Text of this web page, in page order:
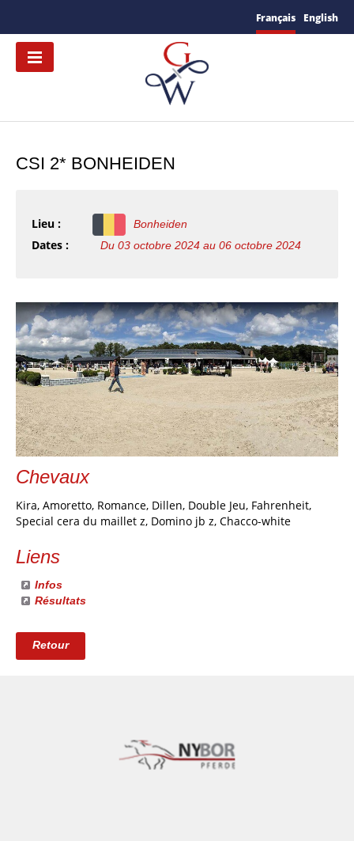
Français English
CSI 2* BONHEIDEN
Lieu : Bonheiden
Dates : Du 03 octobre 2024 au 06 octobre 2024
Chevaux
Kira, Amoretto, Romance, Dillen, Double Jeu, Fahrenheit,
Special cera du maillet z, Domino jb z, Chacco-white
Liens
Infos
Résultats
Retour